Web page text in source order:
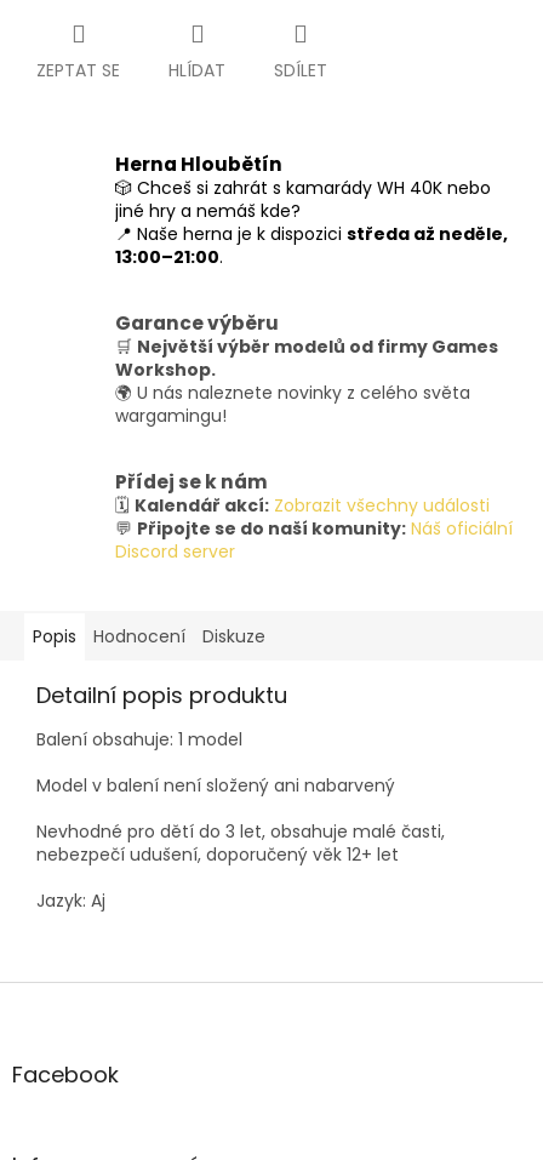
ZEPTAT SE HLÍDAT SDÍLET
Herna Hloubětín
🎲 Chceš si zahrát s kamarády WH 40K nebo
jiné hry a nemáš kde?
📍 Naše herna je k dispozici středa až neděle,
13:00–21:00.
Garance výběru
🛒 Největší výběr modelů od firmy Games
Workshop.
🌍 U nás naleznete novinky z celého světa
wargamingu!
Přídej se k nám
🗓️ Kalendář akcí: Zobrazit všechny události
💬 Připojte se do naší komunity: Náš oficiální
Discord server
Popis Hodnocení Diskuze
Detailní popis produktu
Balení obsahuje: 1 model
Model v balení není složený ani nabarvený
Nevhodné pro dětí do 3 let, obsahuje malé časti,
nebezpečí udušení, doporučený věk 12+ let
Jazyk: Aj
Z
aFacebook